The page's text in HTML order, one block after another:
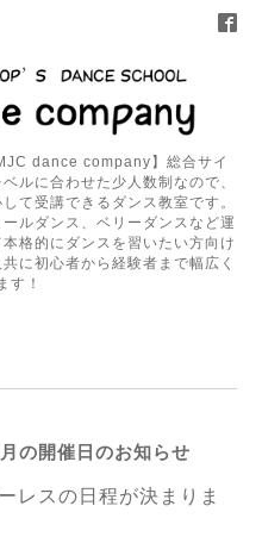
dance company】総合サイ
ルに合わせた少人数制なので、
て受講できるダンス教室です。
ルダンス、ベリーダンスなど運
格的にダンスを習いたい方向け
に初心者から経験者まで幅広く
す！
の開催日のお知らせ
レスの日程が決まりま